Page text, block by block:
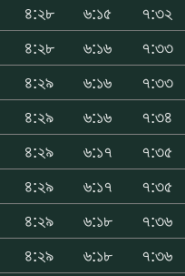
৪:২৮ ৬:১৫
৭:৩২
৪:২৮ ৬:১৬
৭:৩৩
৪:২৯ ৬:১৬
৭:৩৩
৪:২৯ ৬:১৬
৭:৩৪
৪:২৯ ৬:১৭
৭:৩৫
৪:২৯ ৬:১৭
৭:৩৫
৪:২৯ ৬:১৮
৭:৩৬
৪:২৯ ৬:১৮
৭:৩৬